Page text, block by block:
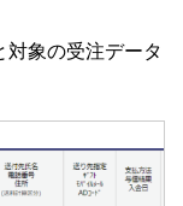
象の受注データ